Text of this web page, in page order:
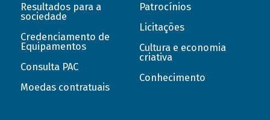
Resultados para a
sociedade
Credenciamento de
Equipamentos
Consulta PAC
Moedas contratuais
Patrocínios
Licitações
Cultura e economia
criativa
Conhecimento